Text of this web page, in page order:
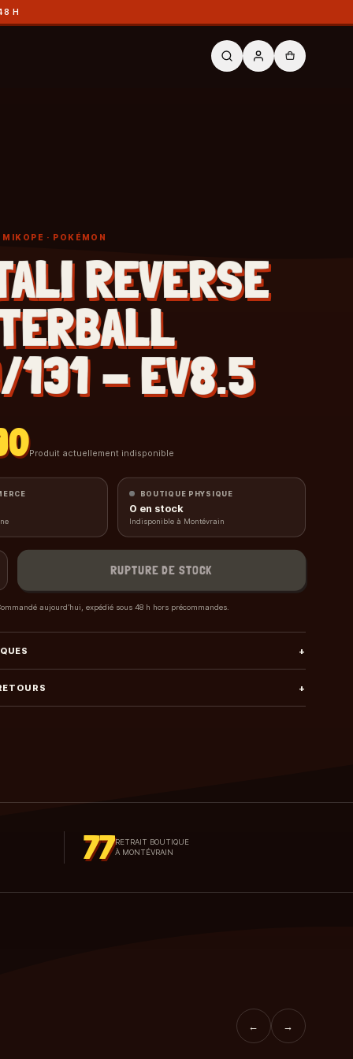
H
· POKÉMON
REVERSE
- EV8.5
Produit actuellement indisponible
BOUTIQUE PHYSIQUE
0 en stock
Indisponible à Montévrain
RUPTURE DE STOCK
aujourd’hui, expédié sous 48 h hors précommandes.
+
+
77RETRAIT BOUTIQUE
À MONTÉVRAIN
← →